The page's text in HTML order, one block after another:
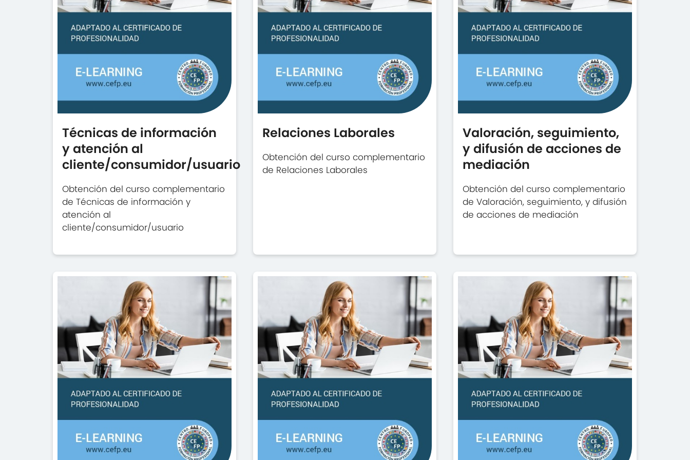
Técnicas de información
y atención al
cliente/consumidor/usuario
Obtención del curso complementario
de Técnicas de información y
atención al
cliente/consumidor/usuario
Relaciones Laborales
Obtención del curso complementario
de Relaciones Laborales
Valoración, seguimiento,
y difusión de acciones de
mediación
Obtención del curso complementario
de Valoración, seguimiento, y difusión
de acciones de mediación